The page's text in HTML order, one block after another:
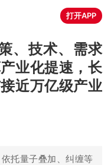
打开APP
、技术、需求
业化提速，长
近万亿级产业
托量子叠加、纠缠等